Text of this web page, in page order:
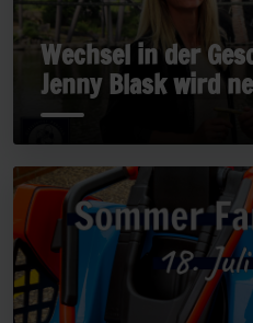
Wechsel in der
Jenny Blask wird
Geschäftsführerin